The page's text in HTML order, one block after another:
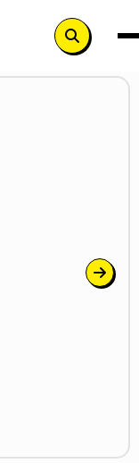
Search
button